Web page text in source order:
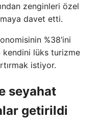
zenginleri özel
davet etti.
%38’ini
kendini lüks turizme
istiyor.
seyahat
getirildi